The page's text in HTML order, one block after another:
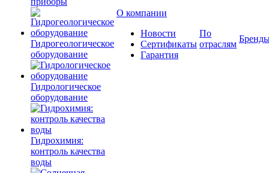
Гидрогеологическое
оборудование
Гидрологическое
оборудование
Гидрохимия:
контроль качества
воды
О компании
Новости
Сертификаты
Гарантия
По
отраслям